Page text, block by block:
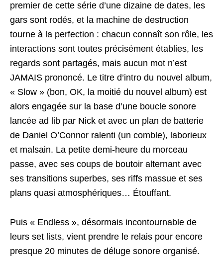
premier de cette série d’une dizaine de dates, les
gars sont rodés, et la machine de destruction
tourne à la perfection : chacun connaît son rôle, les
interactions sont toutes précisément établies, les
regards sont partagés, mais aucun mot n’est
JAMAIS prononcé. Le titre d’intro du nouvel album,
« Slow » (bon, OK, la moitié du nouvel album) est
alors engagée sur la base d’une boucle sonore
lancée ad lib par Nick et avec un plan de batterie
de Daniel O’Connor ralenti (un comble), laborieux
et malsain. La petite demi-heure du morceau
passe, avec ses coups de boutoir alternant avec
ses transitions superbes, ses riffs massue et ses
plans quasi atmosphériques… Étouffant.
Puis « Endless », désormais incontournable de
leurs set lists, vient prendre le relais pour encore
presque 20 minutes de déluge sonore organisé.